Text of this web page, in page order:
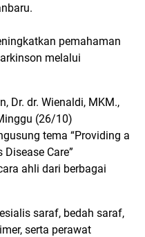
pemahaman
melalui
Dr. dr. Wienaldi, MKM.,
(26/10)
tema “Providing a
Care”
ahli dari berbagai
saraf, bedah saraf,
serta perawat